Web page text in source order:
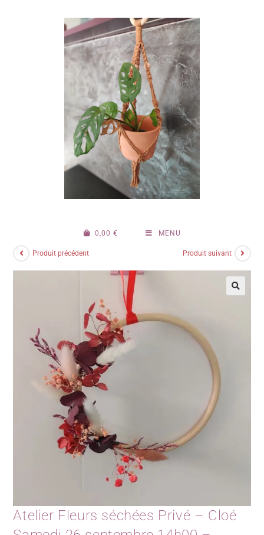
0,00 € MENU
Produit précédent Produit suivant
Atelier Fleurs séchées Privé – Cloé